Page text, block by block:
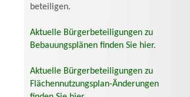
beteiligen.
Aktuelle Bürgerbeteiligungen zu
Bebauungsplänen finden Sie hier.
Aktuelle Bürgerbeteiligungen zu
Flächennutzungsplan-Änderungen